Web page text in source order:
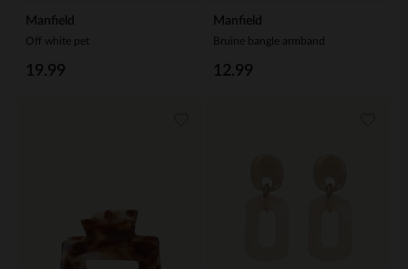
Manfield
Off white pet
19.99
Manfield
Bruine bangle armband
12.99